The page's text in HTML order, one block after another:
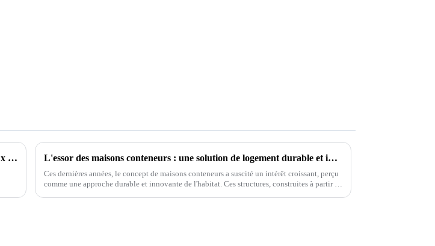
Maisons modulaires préfabriquées de luxe à faible coût avec panneaux sandwich L'essor des maisons conteneurs : une solution de logement durable et innovante
Ces dernières années, le concept de maisons conteneurs a suscité un intérêt croissant, perçu
comme une approche durable et innovante de l'habitat. Ces structures, construites à partir de